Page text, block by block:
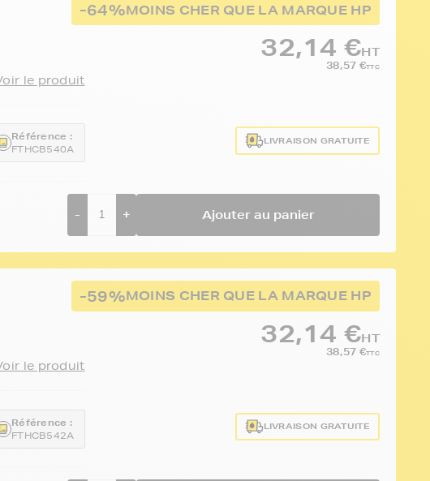
-64%MOINS CHER QUE LA MARQUE HP
le produit
Référence :
FTHCB540A
32,14 €HT
38,57 €TTC
LIVRAISON GRATUITE
- + Ajouter au panier
-59%MOINS CHER QUE LA MARQUE HP
le produit
Référence :
FTHCB542A
32,14 €HT
38,57 €TTC
LIVRAISON GRATUITE